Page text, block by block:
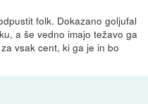
folk. Dokazano goljufal
a še vedno imajo težavo ga
vsak cent, ki ga je in bo